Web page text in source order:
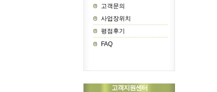
고객문의
사업장위치
평점후기
FAQ
고객지원센터